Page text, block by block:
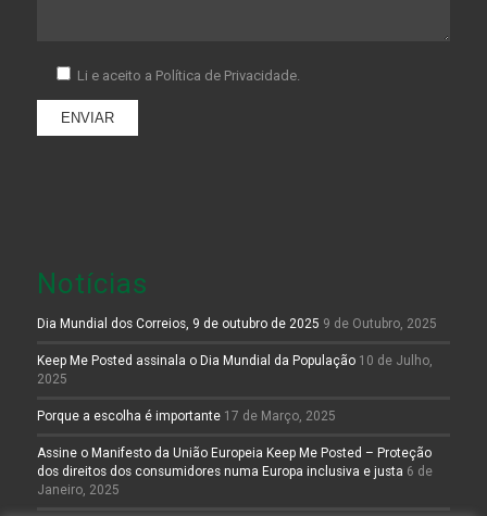
Li e aceito a Política de Privacidade.
Notícias
Dia Mundial dos Correios, 9 de outubro de 2025 9 de Outubro, 2025
Keep Me Posted assinala o Dia Mundial da População 10 de Julho,
2025
Porque a escolha é importante 17 de Março, 2025
Assine o Manifesto da União Europeia Keep Me Posted – Proteção
dos direitos dos consumidores numa Europa inclusiva e justa 6 de
Janeiro, 2025